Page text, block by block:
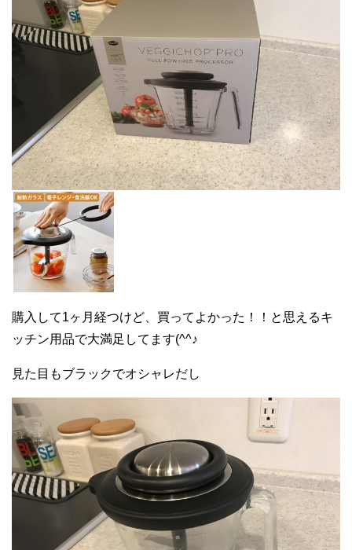
購入して1ヶ月経つけど、買ってよかった！！と思えるキ
ッチン用品で大満足してます(^^♪
見た目もブラックでオシャレだし